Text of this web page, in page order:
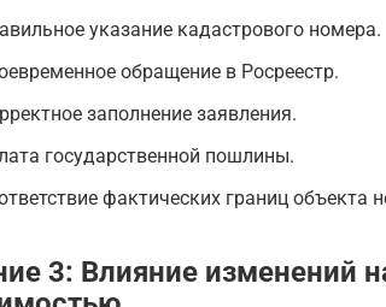
указание кадастрового номера.
обращение в Росреестр.
заполнение заявления.
государственной пошлины.
фактических границ
3: Влияние изменений